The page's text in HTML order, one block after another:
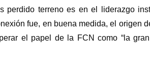
perdido terreno es en el liderazgo
fue, en buena medida, el origen
el papel de la FCN como “la